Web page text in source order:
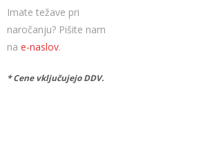
Imate težave pri
naročanju? Pišite nam
nae-naslov.
* Cene vključujejo DDV.